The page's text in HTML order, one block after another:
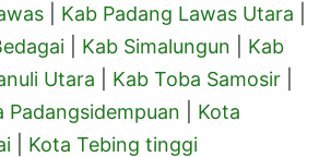
Kab Padang Lawas Utara
Kab Simalungun
Kab
Utara Kab Toba Samosir
Padangsidempuan
Kota
Kota Tebing tinggi